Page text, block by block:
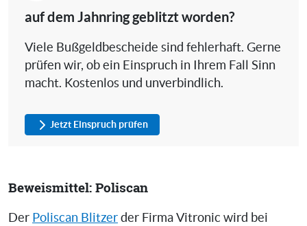
auf dem Jahnring geblitzt worden?
Viele Bußgeldbescheide sind fehlerhaft. Gerne
prüfen wir, ob ein Einspruch in Ihrem Fall Sinn
macht. Kostenlos und unverbindlich.
Jetzt Einspruch prüfen
Beweismittel: Poliscan
Der Poliscan Blitzer der Firma Vitronic wird bei